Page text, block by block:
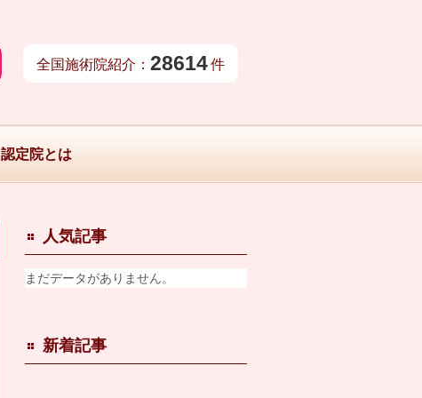
全国施術院紹介： 28614件
認定院とは
人気記事
まだデータがありません。
新着記事